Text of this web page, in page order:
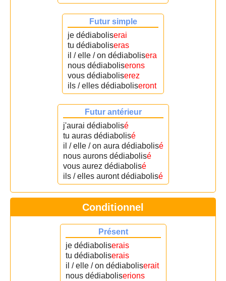
Futur simple
je dédiaboliserai
tu dédiaboliseras
il / elle / on dédiabolisera
nous dédiaboliserons
vous dédiaboliserez
ils / elles dédiaboliseront
Futur antérieur
j'aurai dédiabolisé
tu auras dédiabolisé
il / elle / on aura dédiabolisé
nous aurons dédiabolisé
vous aurez dédiabolisé
ils / elles auront dédiabolisé
Conditionnel
Présent
je dédiaboliserais
tu dédiaboliserais
il / elle / on dédiaboliserait
nous dédiaboliserions